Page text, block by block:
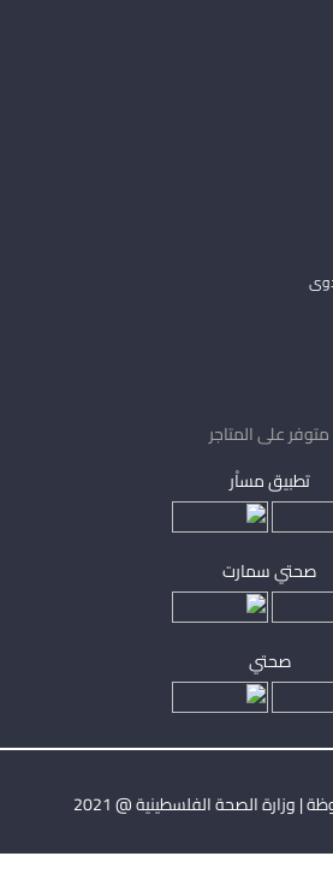
متوفر على المتاجر
تطبيق مساْر
صحتي سمارت
صحتي
الصحة الفلسطينية @ 2021